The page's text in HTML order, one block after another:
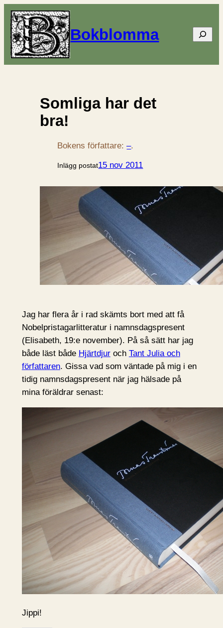
Bokblomma Sök
Somliga har det
bra!
Bokens författare:–.
Inlägg postat15 nov 2011
Jag har flera år i rad skämts bort med att få
Nobelpristagarlitteratur i namnsdagspresent
(Elisabeth, 19:e november). På så sätt har jag
både läst både Hjärtdjuroch Tant Julia och
författaren. Gissa vad som väntade på mig i en
tidig namnsdagspresent när jag hälsade på
mina föräldrar senast:
Jippi!